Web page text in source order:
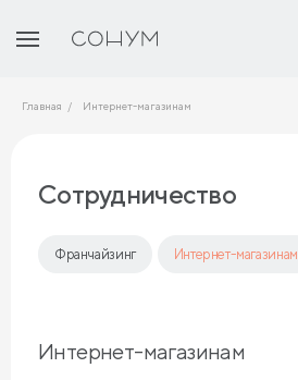
Главная Интернет-магазинам
Сотрудничество
Франчайзинг Интернет-магазинам
Интернет-магазинам